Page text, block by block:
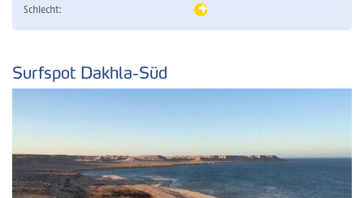
Schlecht:
Surfspot Dakhla-Süd